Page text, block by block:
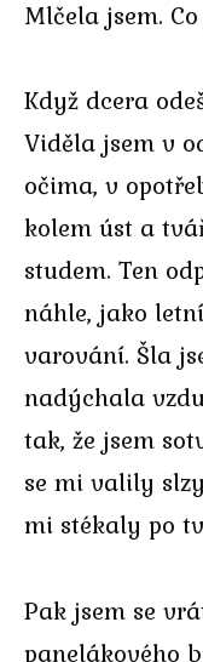
Mlčela jsem.
Když dcera
Viděla jsem v
očima, v
kolem úst a
studem. Ten
náhle, jako
varování. Šla
nadýchala
tak, že jsem
se mi valily
mi stékaly po
Pak jsem se
panelákového